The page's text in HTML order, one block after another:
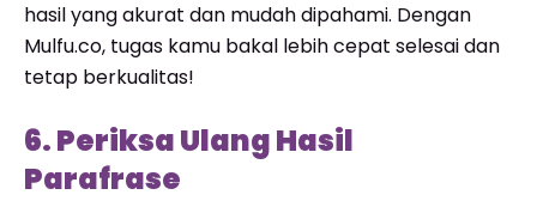
hasil yang akurat dan mudah dipahami. Dengan
Mulfu.co, tugas kamu bakal lebih cepat selesai dan
tetap berkualitas!
6. Periksa Ulang Hasil
Parafrase